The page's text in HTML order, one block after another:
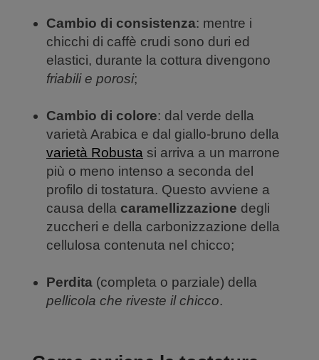
Cambio di consistenza: mentre i
chicchi di caffè crudi sono duri ed
elastici, durante la cottura divengono
friabili e porosi;
Cambio di colore: dal verde della
varietà Arabica e dal giallo-bruno della
varietà Robusta si arriva a un marrone
più o meno intenso a seconda del
profilo di tostatura. Questo avviene a
causa della caramellizzazione degli
zuccheri e della carbonizzazione della
cellulosa contenuta nel chicco;
Perdita (completa o parziale) della
pellicola che riveste il chicco.